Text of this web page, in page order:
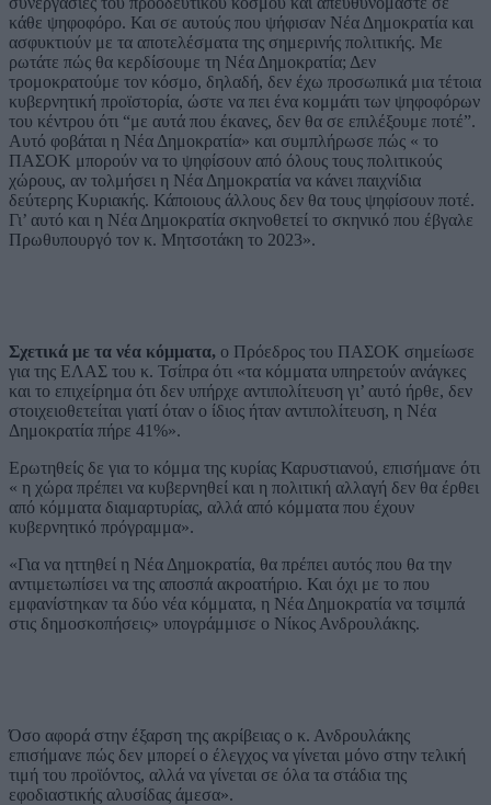
κάθε ψηφοφόρο. Και σε αυτούς που ψήφισαν Νέα Δημοκρατία και
ασφυκτιούν με τα αποτελέσματα της σημερινής πολιτικής. Με
ρωτάτε πώς θα κερδίσουμε τη Νέα Δημοκρατία; Δεν
τρομοκρατούμε τον κόσμο, δηλαδή, δεν έχω προσωπικά μια τέτοια
κυβερνητική προϊστορία, ώστε να πει ένα κομμάτι των ψηφοφόρων
του κέντρου ότι “με αυτά που έκανες, δεν θα σε επιλέξουμε ποτέ”.
Αυτό φοβάται η Νέα Δημοκρατία» και συμπλήρωσε πώς « το
ΠΑΣΟΚ μπορούν να το ψηφίσουν από όλους τους πολιτικούς
χώρους, αν τολμήσει η Νέα Δημοκρατία να κάνει παιχνίδια
δεύτερης Κυριακής. Κάποιους άλλους δεν θα τους ψηφίσουν ποτέ.
Γι’ αυτό και η Νέα Δημοκρατία σκηνοθετεί το σκηνικό που έβγαλε
Πρωθυπουργό τον κ. Μητσοτάκη το 2023».
Σχετικά με τα νέα κόμματα, ο Πρόεδρος του ΠΑΣΟΚ σημείωσε
για της ΕΛΑΣ του κ. Τσίπρα ότι «τα κόμματα υπηρετούν ανάγκες
και το επιχείρημα ότι δεν υπήρχε αντιπολίτευση γι’ αυτό ήρθε, δεν
στοιχειοθετείται γιατί όταν ο ίδιος ήταν αντιπολίτευση, η Νέα
Δημοκρατία πήρε 41%».
Ερωτηθείς δε για το κόμμα της κυρίας Καρυστιανού, επισήμανε ότι
« η χώρα πρέπει να κυβερνηθεί και η πολιτική αλλαγή δεν θα έρθει
από κόμματα διαμαρτυρίας, αλλά από κόμματα που έχουν
κυβερνητικό πρόγραμμα».
«Για να ηττηθεί η Νέα Δημοκρατία, θα πρέπει αυτός που θα την
αντιμετωπίσει να της αποσπά ακροατήριο. Και όχι με το που
εμφανίστηκαν τα δύο νέα κόμματα, η Νέα Δημοκρατία να τσιμπά
στις δημοσκοπήσεις» υπογράμμισε ο Νίκος Ανδρουλάκης.
Όσο αφορά στην έξαρση της ακρίβειας ο κ. Ανδρουλάκης
επισήμανε πώς δεν μπορεί ο έλεγχος να γίνεται μόνο στην τελική
τιμή του προϊόντος, αλλά να γίνεται σε όλα τα στάδια της
εφοδιαστικής αλυσίδας άμεσα».